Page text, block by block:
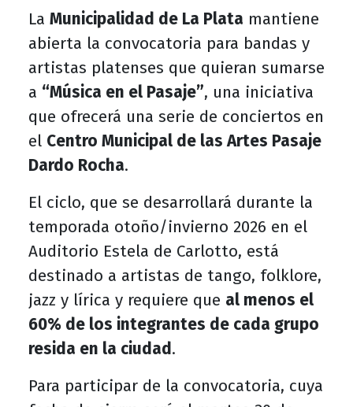
La Municipalidad de La Plata mantiene
abierta la convocatoria para bandas y
artistas platenses que quieran sumarse
a “Música en el Pasaje”, una iniciativa
que ofrecerá una serie de conciertos en
el Centro Municipal de las Artes Pasaje
Dardo Rocha.
El ciclo, que se desarrollará durante la
temporada otoño/invierno 2026 en el
Auditorio Estela de Carlotto, está
destinado a artistas de tango, folklore,
jazz y lírica y requiere que al menos el
60% de los integrantes de cada grupo
resida en la ciudad.
Para participar de la convocatoria, cuya